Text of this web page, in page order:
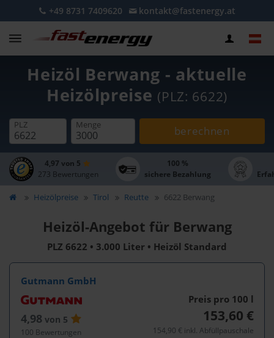
+49 8731 7409620 kontakt@fastenergy.at
Heizöl Berwang - aktuelle
Heizölpreise (PLZ: 6622)
PLZ Menge berechnen
4,97 von 5
273 Bewertungen
100 %
sichere Bezahlung
Heizölpreise Tirol Reutte 6622 Berwang
Heizöl-Angebot für Berwang
PLZ 6622 • 3.000 Liter • Heizöl Standard
Gutmann GmbH
4,98 von 5
100 Bewertungen
Preis pro 100 l
153,60 €
154,90 € inkl. Abfüllpauschale